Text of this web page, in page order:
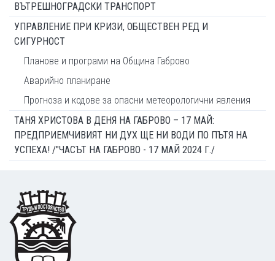
ВЪТРЕШНОГРАДСКИ ТРАНСПОРТ
УПРАВЛЕНИЕ ПРИ КРИЗИ, ОБЩЕСТВЕН РЕД И
СИГУРНОСТ
Планове и програми на Община Габрово
Аварийно планиране
Прогноза и кодове за опасни метеорологични явления
ТАНЯ ХРИСТОВА В ДЕНЯ НА ГАБРОВО – 17 МАЙ:
ПРЕДПРИЕМЧИВИЯТ НИ ДУХ ЩЕ НИ ВОДИ ПО ПЪТЯ НА
УСПЕХА! /"ЧАСЪТ НА ГАБРОВО - 17 МАЙ 2024 Г./
Footer